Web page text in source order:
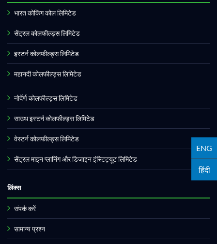
ENG
हिंदी
भारत कोकिंग कोल लिमिटेड
सेंट्रल कोलफील्ड्स लिमिटेड
इस्टर्न कोलफील्ड्स लिमिटेड
महानदी कोलफील्ड्स लिमिटेड
नोर्देर्ण कोलफील्ड्स लिमिटेड
साउथ इस्टर्न कोलफील्ड्स लिमिटेड
वेस्टर्न कोलफील्ड्स लिमिटेड
सेंट्रल माइन प्लानिंग और डिजाइन इंस्टिट्यूट लिमिटेड
लिंक्स
संपर्क करें
सामान्य प्रश्न